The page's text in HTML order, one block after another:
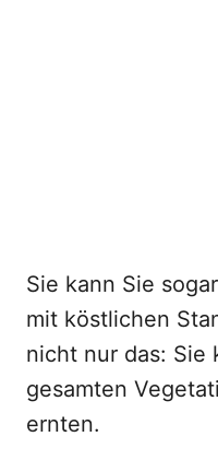
Sie kann Sie
mit köstlichen
nicht nur das: Sie
gesamten
ernten.